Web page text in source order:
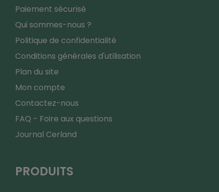
Paiement sécurisé
Qui sommes-nous ?
Politique de confidentialité
Conditions générales d'utilisation
Plan du site
Mon compte
Contactez-nous
FAQ - Foire aux questions
Journal Cerland
PRODUITS